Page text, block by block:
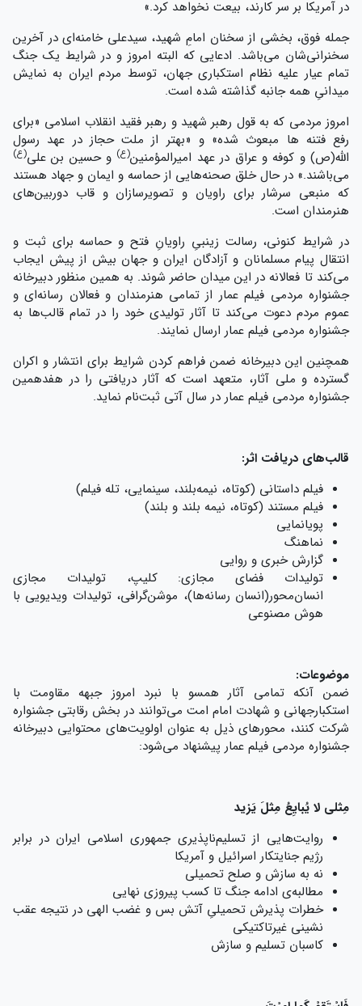
در آمریکا بر سر کارند، بیعت نخواهد کرد.»
جمله فوق، بخشی از سخنان امامِ شهید، سیدعلی خامنه‌ای در آخرین
سخنرانی‌شان می‌باشد. ادعایی که البته امروز و در شرایط یک جنگ
تمام عیار علیه نظام استکباری جهان، توسط مردم ایران به نمایش
میدانیِ همه جانبه گذاشته شده است.
امروز مردمی که به قول رهبر شهید و رهبر فقید انقلاب اسلامی «برای
رفع فتنه ها مبعوث شده» و «بهتر از ملت حجاز در عهد رسول
الله(ص) و کوفه و عراق در عهد امیرالمؤمنین(ع) و حسین بن علی(ع)
می‌باشند.» در حال خلق صحنه‌هایی از حماسه و ایمان و جهاد هستند
که منبعی سرشار برای راویان و تصویرسازان و قاب دوربین‌های
هنرمندان است.
در شرایط کنونی، رسالت زینبیِ راویانِ فتح و حماسه برای ثبت و
انتقال پیام مسلمانان و آزادگان ایران و جهان بیش از پیش ایجاب
می‌کند تا فعالانه در این میدان حاضر شوند. به همین منظور دبیرخانه
جشنواره مردمی فیلم عمار از تمامی هنرمندان و فعالان رسانه‌ای و
عموم مردم دعوت می‌کند تا آثار تولیدی خود را در تمام قالب‌ها به
جشنواره مردمی فیلم عمار ارسال نمایند.
همچنین این دبیرخانه ضمن فراهم کردن شرایط برای انتشار و اکران
گسترده و ملی آثار، متعهد است که آثار دریافتی را در هفدهمین
جشنواره مردمی فیلم عمار در سال آتی ثبت‌نام نماید.
قالب‌های دریافت اثر:
فیلم داستانی (کوتاه، نیمه‌بلند، سینمایی، تله فیلم)
فیلم مستند (کوتاه، نیمه بلند و بلند)
پویانمایی
نماهنگ
گزارش خبری و روایی
تولیدات فضای مجازی: کلیپ، تولیدات مجازی
انسان‌محور(انسان رسانه‌ها)، موشن‌گرافی، تولیدات ویدیویی با
هوش مصنوعی
موضوعات:
ضمن آنکه تمامی آثار همسو با نبرد امروز جبهه مقاومت با
استکبارجهانی و شهادت امام امت می‌توانند در بخش رقابتی جشنواره
شرکت کنند، محورهای ذیل به عنوان اولویت‌های محتوایی دبیرخانه
جشنواره مردمی فیلم عمار پیشنهاد می‌شود:
مِثلی لا یُبایِعُ مِثلَ یَزید
روایت‌هایی از تسلیم‌ناپذیری جمهوری اسلامی ایران در برابر
رژیم جنایتکار اسرائیل و آمریکا
نه به سازش و صلح تحمیلی
مطالبه‌ی ادامه جنگ تا کسب پیروزی نهایی
خطرات پذیرش تحمیلیِ آتش بس و غضب الهی در نتیجه‌ عقب
نشینی غیرتاکتیکی
کاسبان تسلیم و سازش